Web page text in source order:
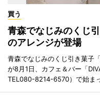
買う
青森でなじみのくじ
のアレンジが登場
青森でなじみのくじ引き菓子
が8月1日、カフェ＆バー「
TEL080-8214-6570）で始まっ